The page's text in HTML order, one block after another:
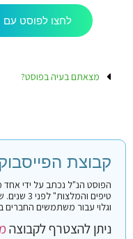
לחצו לפוסט עם
מצאתם בעיה בפוסט?
קבוצת
הפוסט הנ"ל נכתב על ידי אחד
טיפים
וגלוי עבור משתמשים החברים
ניתן להצטרף לקבוצה